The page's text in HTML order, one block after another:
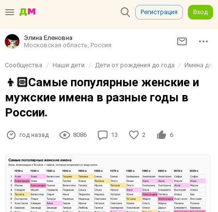
Регистрация Вход
Элина Еленовна
Московская область, Россия
Сообщества Наши дети Дети от рождения до года Имена
👦🏻Самые популярные женские и
мужские имена в разные годы в
России.
год назад 8086 13 2 6